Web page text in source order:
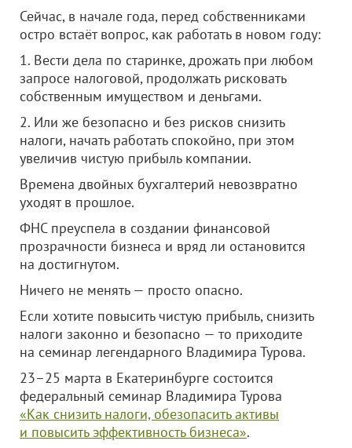
Сейчас, в начале года, перед собственниками
остро встаёт вопрос, как работать в новом году:
1. Вести дела по старинке, дрожать при любом
запросе налоговой, продолжать рисковать
собственным имуществом и деньгами.
2. Или же безопасно и без рисков снизить
налоги, начать работать спокойно, при этом
увеличив чистую прибыль компании.
Времена двойных бухгалтерий невозвратно
уходят в прошлое.
ФНС преуспела в создании финансовой
прозрачности бизнеса и вряд ли остановится
на достигнутом.
Ничего не менять — просто опасно.
Если хотите повысить чистую прибыль, снизить
налоги законно и безопасно — то приходите
на семинар легендарного Владимира Турова.
23–25 марта в Екатеринбурге состоится
федеральный семинар Владимира Турова
«Как снизить налоги, обезопасить активы
и повысить эффективность бизнеса».